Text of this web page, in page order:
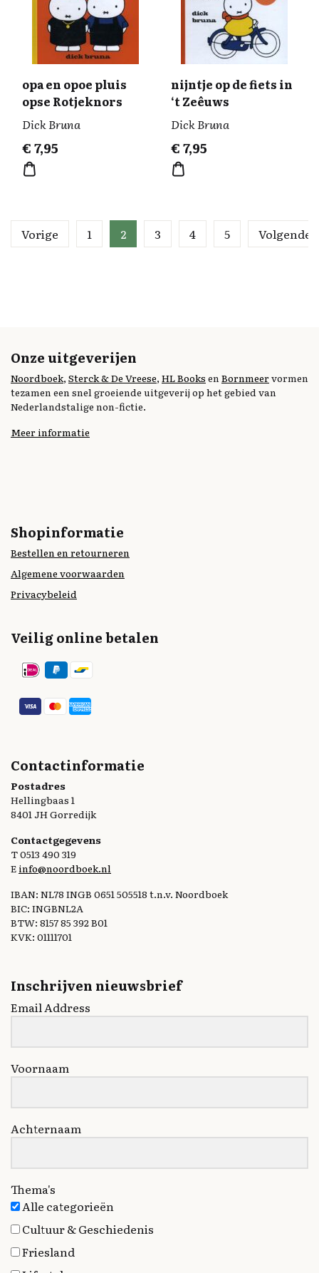
opa en opoe pluis
opse Rotjeknors
Dick Bruna
€7,95
nijntje op de fiets in
‘t Zeêuws
Dick Bruna
€7,95
Vorige 1 2 3 4 5 Volgende
Onze uitgeverijen
Noordboek, Sterck & De Vreese, HL Books enBornmeervormen
tezamen een snel groeiende uitgeverij op het gebied van
Nederlandstalige non-fictie.
Meer informatie
Shopinformatie
Bestellen en retourneren
Algemene voorwaarden
Privacybeleid
Veilig online betalen
Contactinformatie
Postadres
Hellingbaas 1
8401 JH Gorredijk
Contactgegevens
T 0513 490 319
E info@noordboek.nl
IBAN: NL78 INGB 0651 505518 t.n.v. Noordboek
BIC: INGBNL2A
BTW: 8157 85 392 B01
KVK: 01111701
Inschrijven nieuwsbrief
Email Address
Voornaam
Achternaam
Thema's
Alle categorieën
Cultuur & Geschiedenis
Friesland